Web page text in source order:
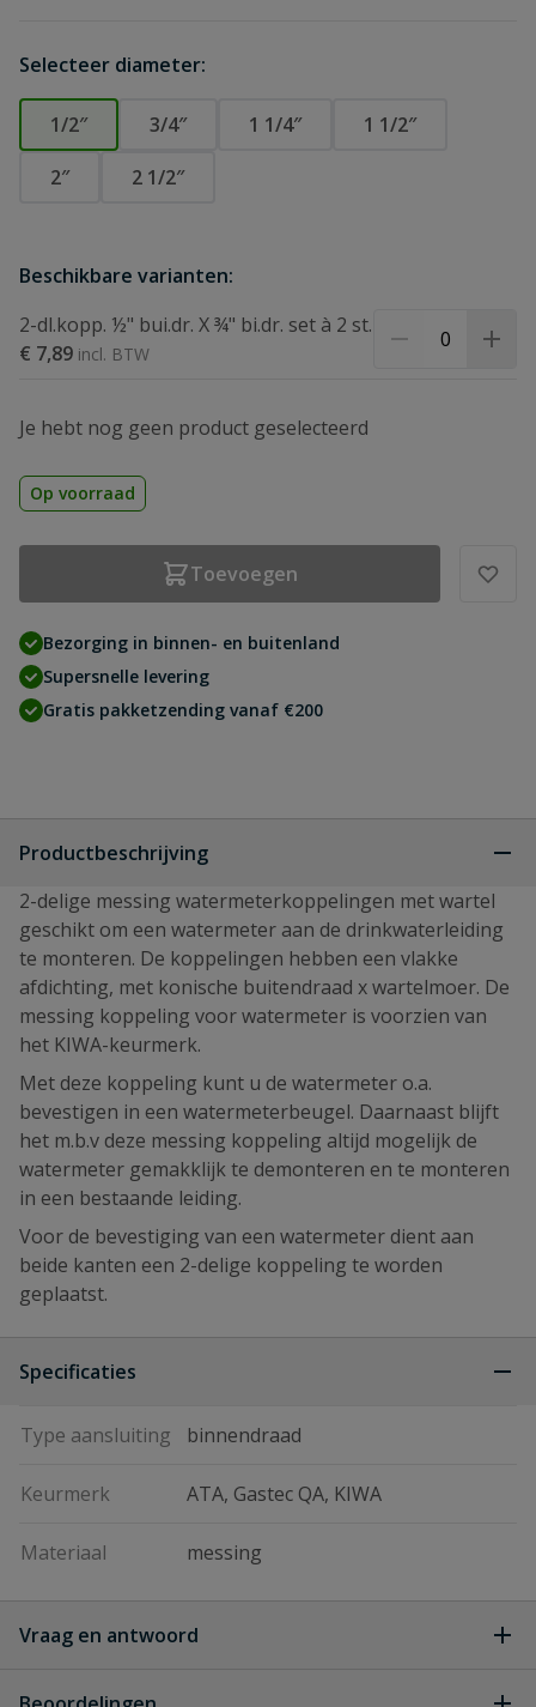
Selecteer diameter:
1/2″ 3/4″ 1 1/4″
1 1/2″
2″
2 1/2″
Beschikbare varianten:
2-dl.kopp. ½" bui.dr. X ¾" bi.dr. set à 2 st.
€ 7,89
Je hebt nog geen product geselecteerd
Op voorraad
Toevoegen
Bezorging in binnen- en buitenland
Supersnelle levering
Gratis pakketzending vanaf €200
Productbeschrijving
2-delige messing watermeterkoppelingen met wartel
geschikt om een watermeter aan de drinkwaterleiding
te monteren. De koppelingen hebben een vlakke
afdichting, met konische buitendraad x wartelmoer. De
messing koppeling voor watermeter is voorzien van
het KIWA-keurmerk.
Met deze koppeling kunt u de watermeter o.a.
bevestigen in een watermeterbeugel. Daarnaast blijft
het m.b.v deze messing koppeling altijd mogelijk de
watermeter gemakklijk te demonteren en te monteren
in een bestaande leiding.
Voor de bevestiging van een watermeter dient aan
beide kanten een 2-delige koppeling te worden
geplaatst.
Specificaties
Type aansluiting binnendraad
Keurmerk ATA, Gastec QA, KIWA
Materiaal messing
Vraag en antwoord